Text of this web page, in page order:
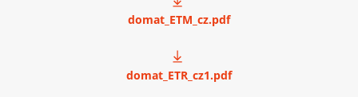
domat_ETM_cz.pdf
domat_ETR_cz1.pdf